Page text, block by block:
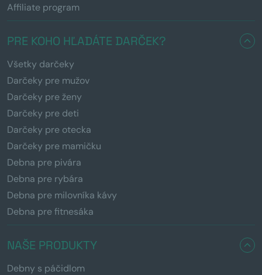
Affiliate program
PRE KOHO HĽADÁTE DARČEK?
Všetky darčeky
Darčeky pre mužov
Darčeky pre ženy
Darčeky pre deti
Darčeky pre otecka
Darčeky pre mamičku
Debna pre pivára
Debna pre rybára
Debna pre milovníka kávy
Debna pre fitnesáka
NAŠE PRODUKTY
Debny s páčidlom